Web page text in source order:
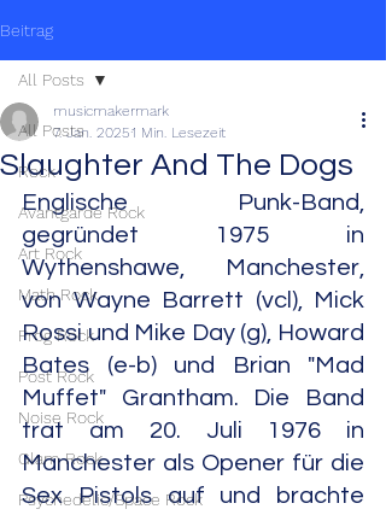
Beitrag
All Posts
Rock
Avantgarde Rock
Art Rock
Math Rock
Prog Rock
Post Rock
Noise Rock
Glam Rock
Psychedelic/Space Rock
All Posts
Slaughter And The Dogs
musicmakermark
7. Jan. 20251 Min. Lesezeit
Englische Punk-Band,
gegründet 1975 in
Wythenshawe, Manchester,
von Wayne Barrett (vcl), Mick
Rossi und Mike Day (g), Howard
Bates (e-b) und Brian "Mad
Muffet" Grantham. Die Band
trat am 20. Juli 1976 in
Manchester als Opener für die
Sex Pistols auf und brachte